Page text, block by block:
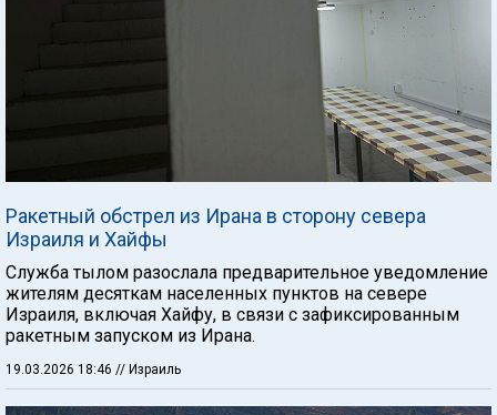
Ракетный обстрел из Ирана в сторону севера
Израиля и Хайфы
Служба тылом разослала предварительное уведомление
жителям десяткам населенных пунктов на севере
Израиля, включая Хайфу, в связи с зафиксированным
ракетным запуском из Ирана.
19.03.2026 18:46 // Израиль